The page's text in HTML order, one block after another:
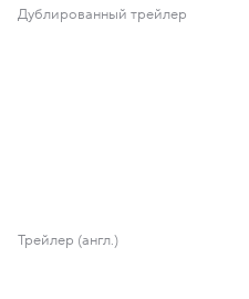
Дублированный трейлер
Трейлер (англ.)